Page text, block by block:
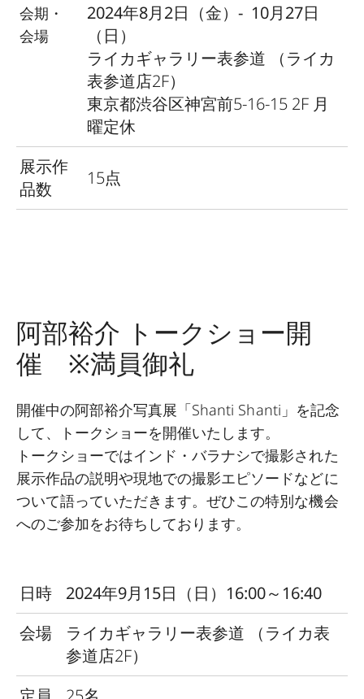
会期・
会場
2024年8月2日（金）- 10月27日
（日）
ライカギャラリー表参道
（ライカ
表参道店2F）
東京都渋谷区神宮前5-16-15 2F 月
曜定休
展示作
品数
15点
阿部裕介 トークショー開
催 ※満員御礼
開催中の阿部裕介写真展「Shanti Shanti」を記念
して、トークショーを開催いたします。
トークショーではインド・バラナシで撮影された
展示作品の説明や現地での撮影エピソードなどに
ついて語っていただきます。ぜひこの特別な機会
へのご参加をお待ちしております。
日時
2024年9月15日（日）16:00～16:40
会場
ライカギャラリー表参道
（ライカ表
参道店2F）